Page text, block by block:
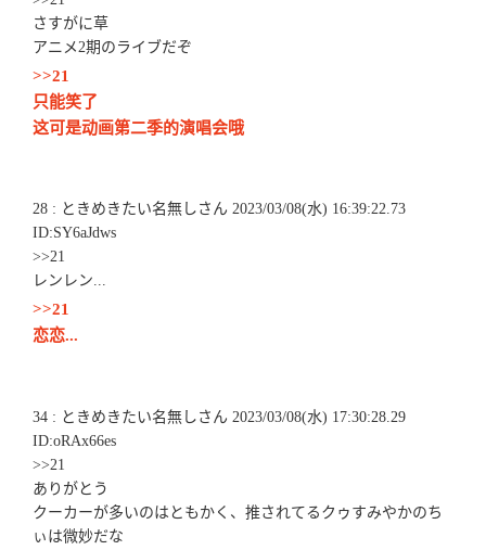
さすがに草
アニメ2期のライブだぞ
>>21
只能笑了
这可是动画第二季的演唱会哦
28 : ときめきたい名無しさん 2023/03/08(水) 16:39:22.73
ID:SY6aJdws
>>21
レンレン...
>>21
恋恋...
34 : ときめきたい名無しさん 2023/03/08(水) 17:30:28.29
ID:oRAx66es
>>21
ありがとう
クーカーが多いのはともかく、推されてるクゥすみやかのち
ぃは微妙だな